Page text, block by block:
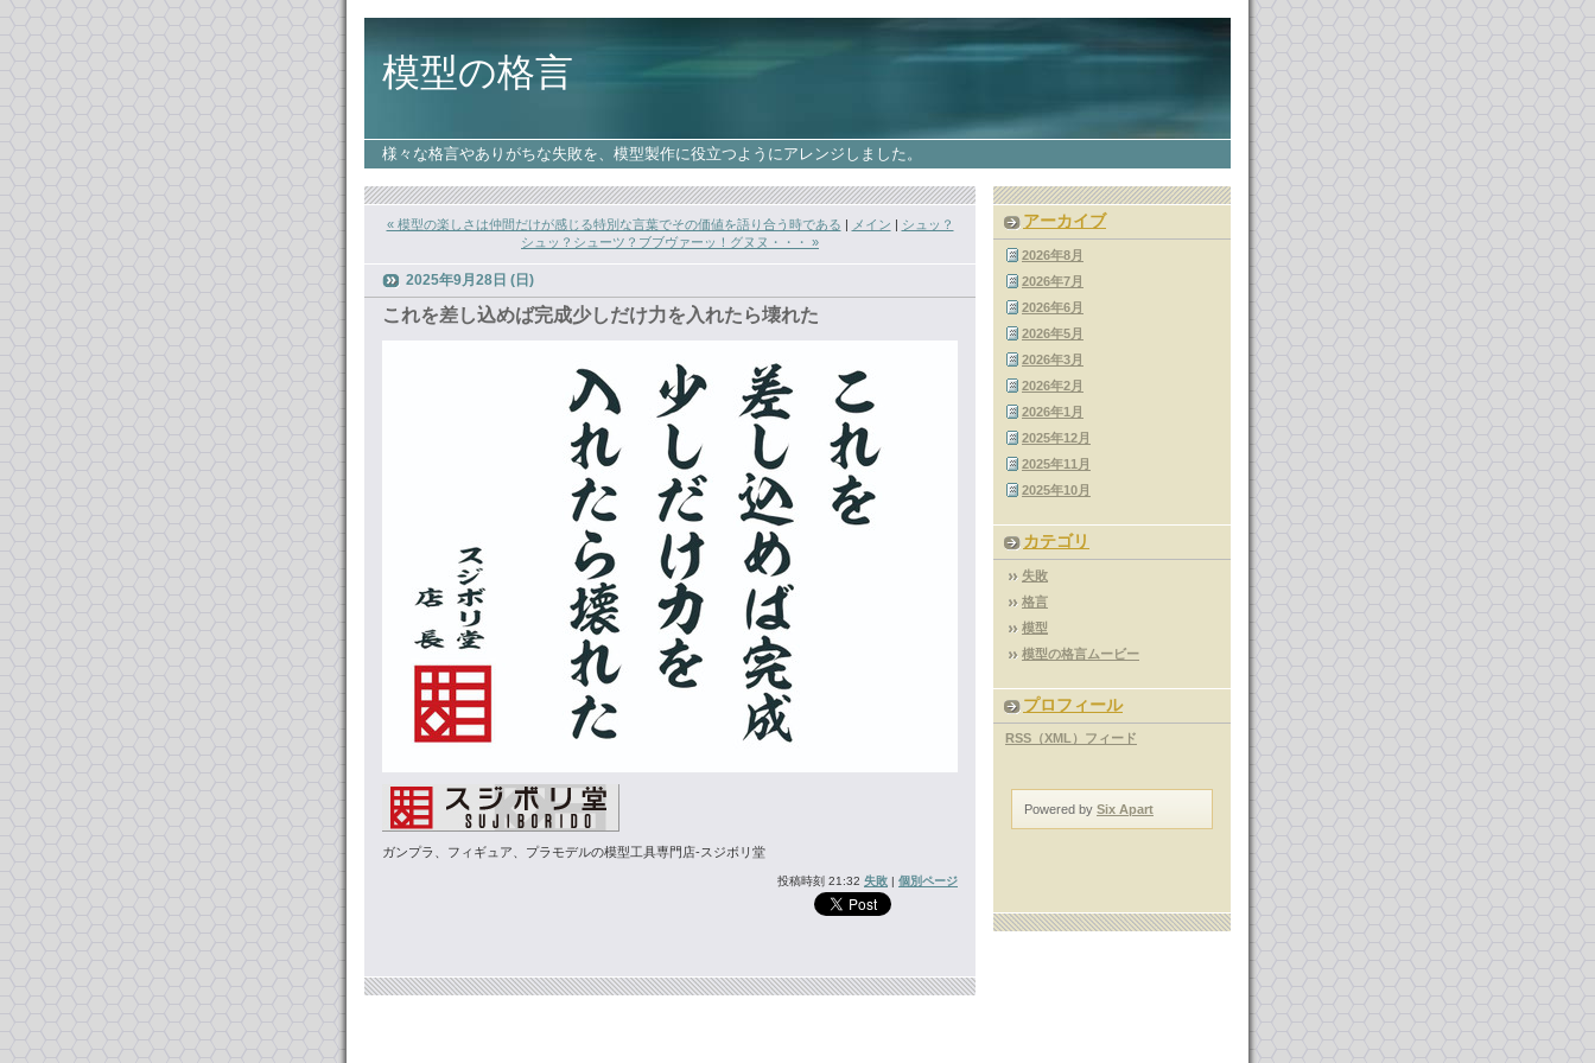
模型の格言
様々な格言やありがちな失敗を、模型製作に役立つようにアレンジしました。
« 模型の楽しさは仲間だけが感じる特別な言葉でその価値を語り合う時である | メイン | シュッ？
シュッ？シューツ？ブブヴァーッ！グヌヌ・・・ »
2025年9月28日 (日)
これを差し込めば完成少しだけ力を入れたら壊れた
ガンプラ、フィギュア、プラモデルの模型工具専門店-スジボリ堂
投稿時刻 21:32 失敗 | 個別ページ
アーカイブ
2026年8月
2026年7月
2026年6月
2026年5月
2026年3月
2026年2月
2026年1月
2025年12月
2025年11月
2025年10月
カテゴリ
失敗
格言
模型
模型の格言ムービー
プロフィール
RSS（XML）フィード
Powered by Six Apart